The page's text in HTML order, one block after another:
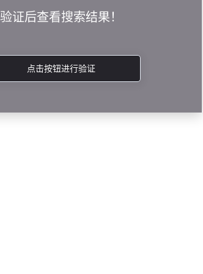
验证后查看搜索结果！
点击按钮进行验证